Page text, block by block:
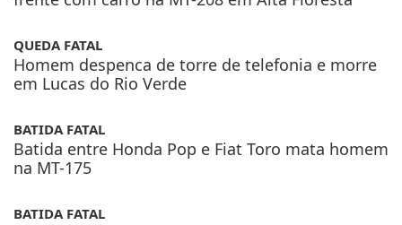
Homem despenca de torre de telefonia e morre
em Lucas do Rio Verde
Batida entre Honda Pop e Fiat Toro mata homem
na MT-175